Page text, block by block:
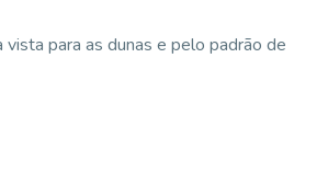
para as dunas e pelo padrão de